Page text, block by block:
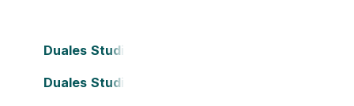
Duales Studium Bielefeld
Duales Studium Darmstadt